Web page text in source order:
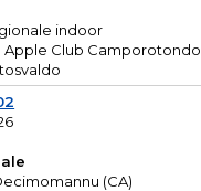
indoor
Apple Club Camporotondo
(CA)